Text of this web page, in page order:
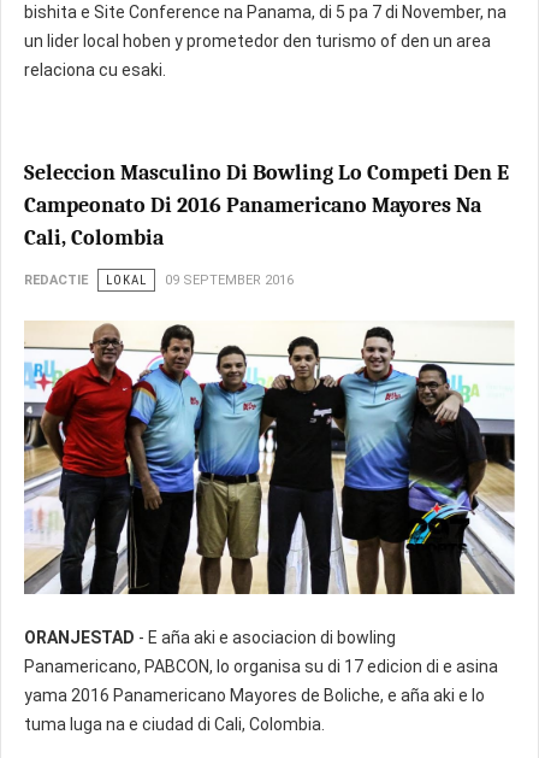
bishita e Site Conference na Panama, di 5 pa 7 di November, na
un lider local hoben y prometedor den turismo of den un area
relaciona cu esaki.
Seleccion Masculino Di Bowling Lo Competi Den E
Campeonato Di 2016 Panamericano Mayores Na
Cali, Colombia
REDACTIE LOKAL 09 SEPTEMBER 2016
ORANJESTAD - E aña aki e asociacion di bowling
Panamericano, PABCON, lo organisa su di 17 edicion di e asina
yama 2016 Panamericano Mayores de Boliche, e aña aki e lo
tuma luga na e ciudad di Cali, Colombia.